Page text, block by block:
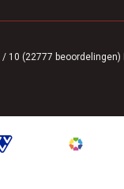
/ 10 (22777 beoordelingen)